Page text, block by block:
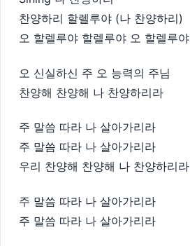
찬양하리 할렐루야 (나 찬양하리)
오 할렐루야 할렐루야 오 할렐루야
오 신실하신 주 오 능력의 주님
찬양해 찬양해 나 찬양하리라
주 말씀 따라 나 살아가리라
주 말씀 따라 나 살아가리라
우리 찬양해 찬양해 나 찬양하리라
주 말씀 따라 나 살아가리라
주 말씀 따라 나 살아가리라